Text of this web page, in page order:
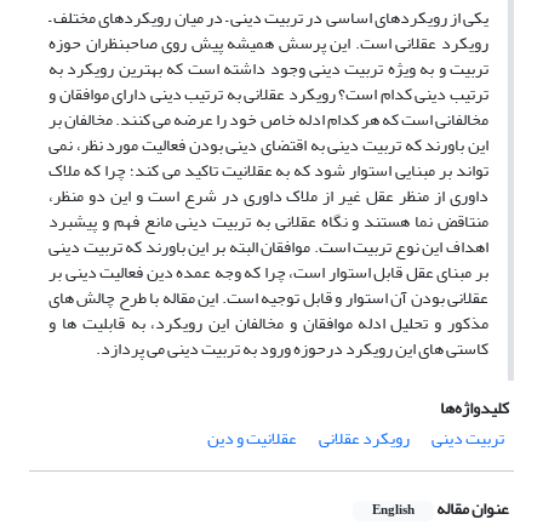
یکی از رویکردهای اساسی در تربیت دینی – در میان رویکردهای مختلف –
رویکرد عقلانی است. این پرسش همیشه پیش روی صاحبنظران حوزه
تربیت و به ویژه تربیت دینی وجود داشته است که بهترین رویکرد به
ترتیب دینی کدام است؟ رویکرد عقلانی به ترتیب دینی دارای موافقان و
مخالفانی است که هر کدام ادله خاص خود را عرضه می کنند. مخالفان بر
این باورند که تربیت دینی به اقتضای دینی بودن فعالیت مورد نظر، نمی
تواند بر مبنایی استوار شود که به عقلانیت تاکید می کند؛ چرا که ملاک
داوری از منظر عقل غیر از ملاک داوری در شرع است و این دو منظر،
منتاقض نما هستند و نگاه عقلانی به تربیت دینی مانع فهم و پیشبرد
اهداف این نوع تربیت است. موافقان البته بر این باورند که تربیت دینی
بر مبنای عقل قابل استوار است، چرا که وجه عمده دین فعالیت دینی بر
عقلانی بودن آن استوار و قابل توجیه است. این مقاله با طرح چالش های
مذکور و تحلیل ادله موافقان و مخالفان این رویکرد، به قابلیت ها و
کاستی های این رویکرد درحوزه ورود به تربیت دینی می پردازد.
کلیدواژه‌ها
تربیت دینی
رویکرد عقلانی عقلانیت و دین
عنوان مقاله English